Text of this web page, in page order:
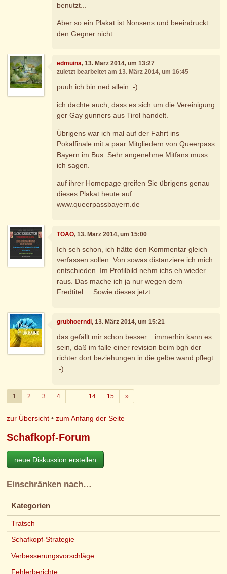
benutzt...
Aber so ein Plakat ist Nonsens und beeindruckt
den Gegner nicht.
edmuina, 13. März 2014, um 13:27
zuletzt bearbeitet am 13. März 2014, um 16:45
puuh ich bin ned allein :-)
ich dachte auch, dass es sich um die Vereinigung
ger Gay gunners aus Tirol handelt.
Übrigens war ich mal auf der Fahrt ins
Pokalfinale mit a paar Mitgliedern von Queerpass
Bayern im Bus. Sehr angenehme Mitfans muss
ich sagen.
auf ihrer Homepage greifen Sie übrigens genau
dieses Plakat heute auf.
www.queerpassbayern.de
TOAO, 13. März 2014, um 15:00
Ich seh schon, ich hätte den Kommentar gleich
verfassen sollen. Von sowas distanziere ich mich
entschieden. Im Profilbild nehm ichs eh wieder
raus. Das mache ich ja nur wegen dem
Fredtitel.... Sowie dieses jetzt......
grubhoerndl, 13. März 2014, um 15:21
das gefällt mir schon besser... immerhin kann es
sein, daß im falle einer revision beim bgh der
richter dort beziehungen in die gelbe wand pflegt
:-)
1 2 3 4 … 14 15 »Weiter
zur Übersicht •zum Anfang der Seite
Schafkopf-Forum
neue Diskussion erstellen
Einschränken nach…
Kategorien
Tratsch
Schafkopf-Strategie
Verbesserungsvorschläge
Fehlerberichte